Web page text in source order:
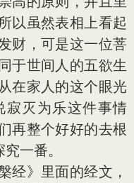
以虽然表相上看起
财，可是这一位菩
于世间人的五欲生
在家人的这个眼光
寂灭为乐这件事情
再整个好好的去根
一番。
》里面的经文，